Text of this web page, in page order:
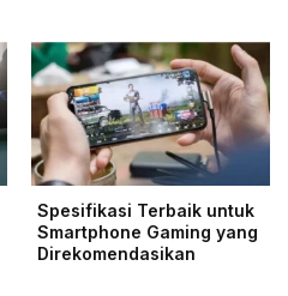
Spesifikasi Terbaik untuk
Smartphone Gaming yang
Direkomendasikan